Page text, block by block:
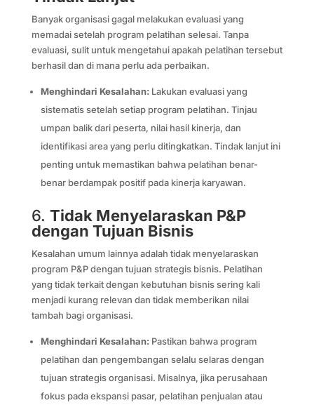
Banyak organisasi gagal melakukan evaluasi yang
memadai setelah program pelatihan selesai. Tanpa
evaluasi, sulit untuk mengetahui apakah pelatihan tersebut
berhasil dan di mana perlu ada perbaikan.
Menghindari Kesalahan: Lakukan evaluasi yang
sistematis setelah setiap program pelatihan. Tinjau
umpan balik dari peserta, nilai hasil kinerja, dan
identifikasi area yang perlu ditingkatkan. Tindak lanjut ini
penting untuk memastikan bahwa pelatihan benar-
benar berdampak positif pada kinerja karyawan.
6. Tidak Menyelaraskan P&P
dengan Tujuan Bisnis
Kesalahan umum lainnya adalah tidak menyelaraskan
program P&P dengan tujuan strategis bisnis. Pelatihan
yang tidak terkait dengan kebutuhan bisnis sering kali
menjadi kurang relevan dan tidak memberikan nilai
tambah bagi organisasi.
Menghindari Kesalahan: Pastikan bahwa program
pelatihan dan pengembangan selalu selaras dengan
tujuan strategis organisasi. Misalnya, jika perusahaan
fokus pada ekspansi pasar, pelatihan penjualan atau